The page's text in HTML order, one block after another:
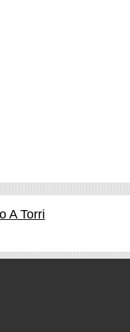
A Torri